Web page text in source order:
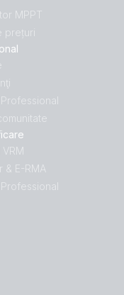
MPPT
prețuri
& E-RMA